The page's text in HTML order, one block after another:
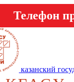
Телефон
казанский